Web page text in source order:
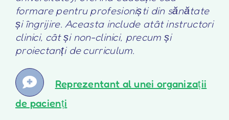
formare pentru profesioniști din sănătate
și îngrijire. Aceasta include atât instructori
clinici, cât și non-clinici, precum și
proiectanți de curriculum.
Reprezentant al unei organizații
de pacienți